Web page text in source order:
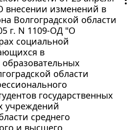
внесении изменений в
Волгоградской области
г. N 1109-ОД "О
социальной
в
образовательных
области
государственных
учреждений
среднего
и высшего